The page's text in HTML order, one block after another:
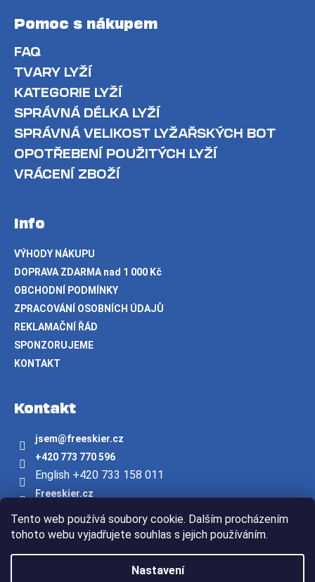
Tento web používá soubory cookie. Dalším procházením
tohoto webu vyjadřujete souhlas s jejich používáním.
Nastavení
Pomoc s nákupem
FAQ
TVARY LYŽÍ
KATEGORIE LYŽÍ
SPRÁVNÁ DÉLKA LYŽÍ
SPRÁVNÁ VELIKOST LYŽAŘSKÝCH BOT
OPOTŘEBENÍ POUŽITÝCH LYŽÍ
VRÁCENÍ ZBOŽÍ
Info
VÝHODY NÁKUPU
DOPRAVA ZDARMA nad 1 000 Kč
OBCHODNÍ PODMÍNKY
ZPRACOVÁNÍ OSOBNÍCH ÚDAJŮ
REKLAMAČNÍ ŘÁD
SPONZORUJEME
KONTAKT
Kontakt
jsem@freeskier.cz
+420 773 770 596
English +420 733 158 011
Freeskier.cz
Youtube/freeskier.cz
Vytvořil Shoptet